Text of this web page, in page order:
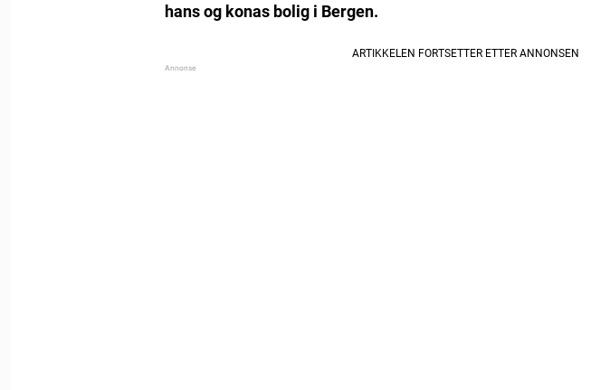
hans og konas bolig i Bergen.